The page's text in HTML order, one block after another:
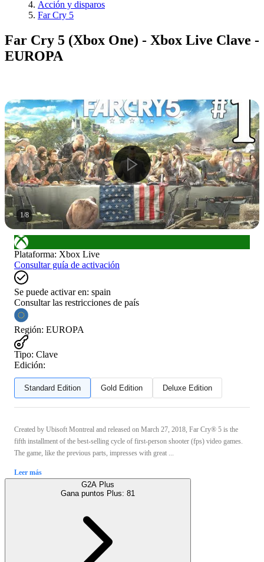
Acción y disparos
Far Cry 5
Far Cry 5 (Xbox One) - Xbox Live Clave -
EUROPA
1/8
Plataforma: Xbox Live
Consultar guía de activación
Se puede activar en: spain
Consultar las restricciones de país
Región: EUROPA
Tipo: Clave
Edición:
Standard Edition Gold Edition Deluxe Edition
Created by Ubisoft Montreal and released on March 27, 2018, Far Cry® 5 is the
fifth installment of the best-selling cycle of first-person shooter (fps) video games.
The game, like the previous parts, impresses with great ...
Leer más
G2A Plus
Gana puntos Plus: 81